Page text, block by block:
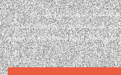
هوشمند در حوزه تحلیل و رصد بازار
پلاس پاسخگوی نیازهای تولیدکنندگان
دقیق، شفاف و بی واسطه به اطلاعات مهم و